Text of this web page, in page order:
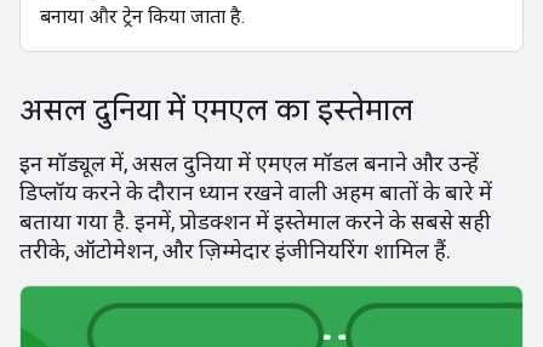
बनाया और ट्रेन किया जाता है.
असल दुनिया में एमएल का इस्तेमाल
इन मॉड्यूल में, असल दुनिया में एमएल मॉडल बनाने और उन्हें
डिप्लॉय करने के दौरान ध्यान रखने वाली अहम बातों के बारे में
बताया गया है. इनमें, प्रोडक्शन में इस्तेमाल करने के सबसे सही
तरीके, ऑटोमेशन, और ज़िम्मेदार इंजीनियरिंग शामिल हैं.